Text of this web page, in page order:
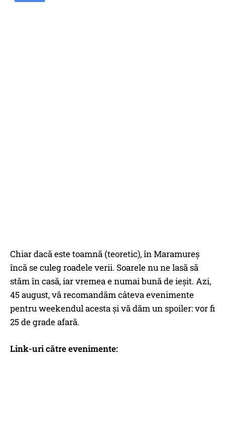
Chiar dacă este toamnă (teoretic), în Maramureș
încă se culeg roadele verii. Soarele nu ne lasă să
stăm în casă, iar vremea e numai bună de ieșit. Azi,
45 august, vă recomandăm câteva evenimente
pentru weekendul acesta și vă dăm un spoiler: vor fi
25 de grade afară.
Link-uri către evenimente: